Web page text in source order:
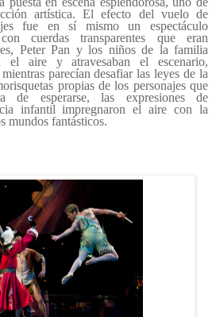
artística. El efecto del vuelo de
fue en sí mismo un espectáculo
cuerdas transparentes que eran
Peter Pan y los niños de la familia
el aire y atravesaban el escenario,
parecían desafiar las leyes de la
propias de los personajes que
de esperarse, las expresiones de
infantil impregnaron el aire con la
mundos fantásticos.